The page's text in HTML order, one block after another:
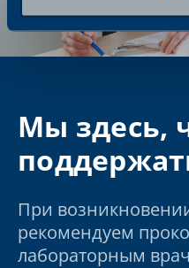
Мы здесь,
При
рекомендуем
лабораторным